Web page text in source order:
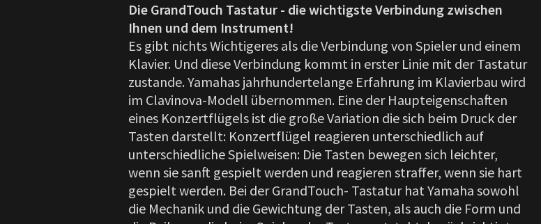
Die GrandTouch Tastatur - die wichtigste Verbindung zwischen
Ihnen und dem Instrument!
Es gibt nichts Wichtigeres als die Verbindung von Spieler und einem
Klavier. Und diese Verbindung kommt in erster Linie mit der Tastatur
zustande. Yamahas jahrhundertelange Erfahrung im Klavierbau wird
im Clavinova-Modell übernommen. Eine der Haupteigenschaften
eines Konzertflügels ist die große Variation die sich beim Druck der
Tasten darstellt: Konzertflügel reagieren unterschiedlich auf
unterschiedliche Spielweisen: Die Tasten bewegen sich leichter,
wenn sie sanft gespielt werden und reagieren straffer, wenn sie hart
gespielt werden. Bei der GrandTouch- Tastatur hat Yamaha sowohl
die Mechanik und die Gewichtung der Tasten, als auch die Form und